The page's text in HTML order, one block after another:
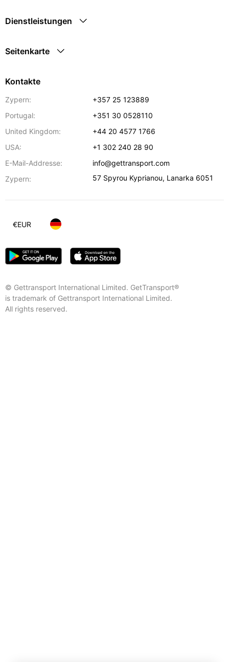
Dienstleistungen
Seitenkarte
Kontakte
Zypern:
+357 25 123889
Portugal:
+351 30 0528110
United Kingdom:
+44 20 4577 1766
USA:
+1 302 240 28 90
E-Mail-Addresse:
info@gettransport.com
Zypern:
57 Spyrou Kyprianou, Lanarka 6051
© Gettransport International Limited. GetTransport®
is trademark of Gettransport International Limited.
All rights reserved.
€EUR